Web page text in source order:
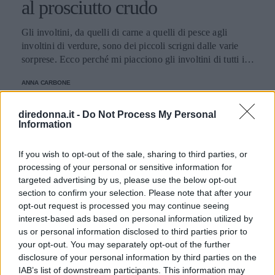
diredonna.it - Do Not Process My Personal
Information
If you wish to opt-out of the sale, sharing to third parties, or
processing of your personal or sensitive information for
targeted advertising by us, please use the below opt-out
section to confirm your selection. Please note that after your
opt-out request is processed you may continue seeing
interest-based ads based on personal information utilized by
us or personal information disclosed to third parties prior to
your opt-out. You may separately opt-out of the further
disclosure of your personal information by third parties on the
IAB’s list of downstream participants. This information may
al prosciutto crudo
Gli involtini, da quelli di carne a quelli di pesce agli
involtini di verdure, sono dei piccoli scrigni dalle varie
sorprese. Ecco perché mi piacciono gli involtini di tutti i
oltre a quello che vedo in bella mostra, mi diverte. Così mi
sarda preparati con fettine di vitello o se m'invitano a cena
presentandomi degli sfiziosi involtini di pollo. Mi è
spiedo: semplicemente favolosi, come gli involtini
di...peperoni. Sì, perché gli involtini con sorpresa si fanno
anche con le verdure, per i vegetariani e non, come l'uovo
di Pasqua. Questi involtini nascondono al loro interno
prosciutto crudo, fontina e salvia e vanno serviti su fette di
prosciutto crudo: deliziose sorprese per le vostre sere
d’estate e anche dopo. In particolare se le abbinate ad un
vino dal sapore fresco come l’Erbaluce di Caluso alla
temperatura di 8-10 °C circa. Un'idea in più: per variare la
ANNA CARBONE